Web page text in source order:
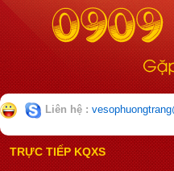
Liên hệ :
TRỰC TIẾP KQXS